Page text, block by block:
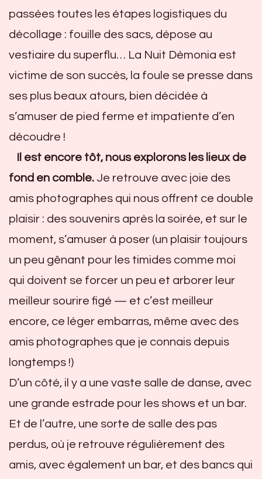
passées toutes les étapes logistiques du
décollage : fouille des sacs, dépose au
vestiaire du superflu… La Nuit Dèmonia est
victime de son succès, la foule se presse dans
ses plus beaux atours, bien décidée à
s’amuser de pied ferme et impatiente d’en
découdre !
Il est encore tôt, nous explorons les lieux de
fond en comble. Je retrouve avec joie des
amis photographes qui nous offrent ce double
plaisir : des souvenirs après la soirée, et sur le
moment, s’amuser à poser (un plaisir toujours
un peu gênant pour les timides comme moi
qui doivent se forcer un peu et arborer leur
meilleur sourire figé — et c’est meilleur
encore, ce léger embarras, même avec des
amis photographes que je connais depuis
longtemps !)
D’un côté, il y a une vaste salle de danse, avec
une grande estrade pour les shows et un bar.
Et de l’autre, une sorte de salle des pas
perdus, où je retrouve régulièrement des
amis, avec également un bar, et des bancs qui